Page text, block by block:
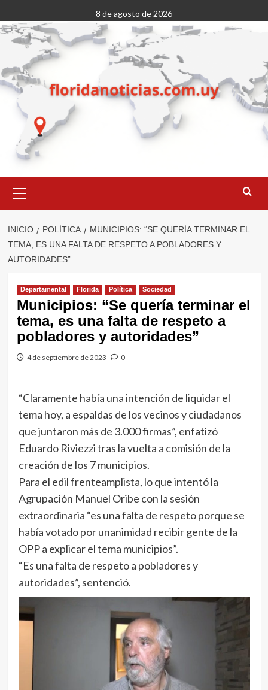
al
contenido
8 de agosto de 2026
primario
INICIO POLÍTICA
MUNICIPIOS: “SE QUERÍA TERMINAR EL
TEMA, ES UNA FALTA DE RESPETO A POBLADORES Y
AUTORIDADES”
Departamental Florida Política Sociedad
Municipios: “Se quería terminar el
tema, es una falta de respeto a
pobladores y autoridades”
4 de septiembre de 2023 0
“Claramente había una intención de liquidar el
tema hoy, a espaldas de los vecinos y ciudadanos
que juntaron más de 3.000 firmas”, enfatizó
Eduardo Riviezzi tras la vuelta a comisión de la
creación de los 7 municipios.
Para el edil frenteamplista, lo que intentó la
Agrupación Manuel Oribe con la sesión
extraordinaria “es una falta de respeto porque se
había votado por unanimidad recibir gente de la
OPP a explicar el tema municipios”.
“Es una falta de respeto a pobladores y
autoridades”, sentenció.